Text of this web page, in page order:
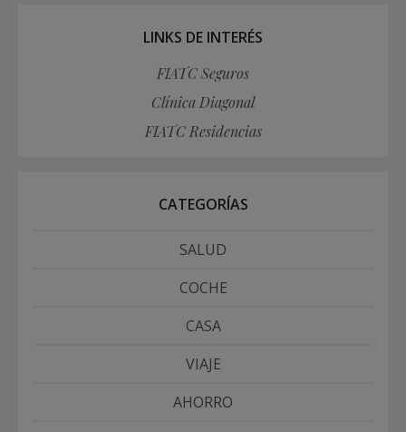
LINKS DE INTERÉS
FIATC Seguros
Clínica Diagonal
FIATC Residencias
CATEGORÍAS
SALUD
COCHE
CASA
VIAJE
AHORRO